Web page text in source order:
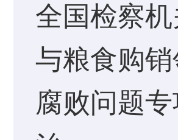
全国检察
与粮食购
腐败问题